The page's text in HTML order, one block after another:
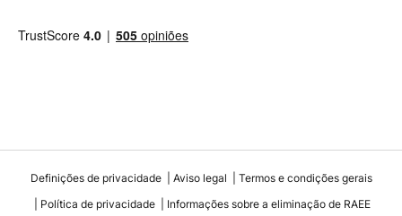
Definições de privacidade Aviso legal
Termos e condições gerais
Política de privacidade
Informações sobre a eliminação de RAEE